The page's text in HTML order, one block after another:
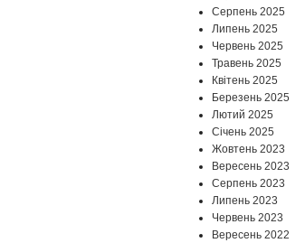
Серпень 2025
Липень 2025
Червень 2025
Травень 2025
Квітень 2025
Березень 2025
Лютий 2025
Січень 2025
Жовтень 2023
Вересень 2023
Серпень 2023
Липень 2023
Червень 2023
Вересень 2022